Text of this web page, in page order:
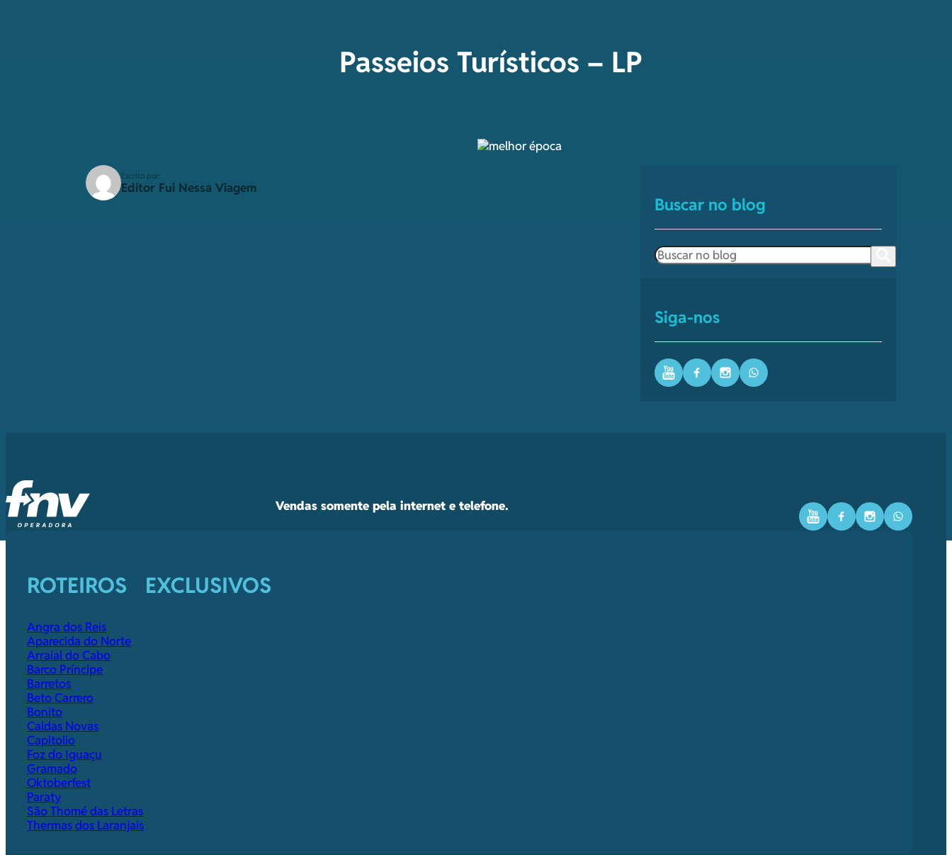
Passeios Turísticos – LP
Escrito por:
Editor Fui Nessa Viagem
Buscar no blog
Pesquisar
Siga-nos
YoutubeFacebookInstagramWhatsApp
Vendas somente pela internet e telefone.
YoutubeFacebookInstagram
ROTEIROS EXCLUSIVOS
Angra dos Reis
Aparecida do Norte
Arraial do Cabo
Barco Príncipe
Barretos
Beto Carrero
Bonito
Caldas Novas
Capitolio
Foz do Iguaçu
Gramado
Oktoberfest
Paraty
São Thomé das Letras
Thermas dos Laranjais